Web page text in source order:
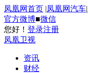
凤凰网首页 |凤凰网汽车|
官方微博■微信
您好！ 登录注册
凤凰卫视
资讯
财经